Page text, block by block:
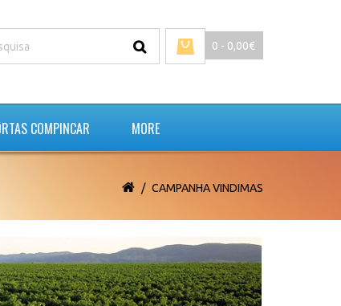
0 - 0,00€
COMPINCAR MORE
CAMPANHA VINDIMAS